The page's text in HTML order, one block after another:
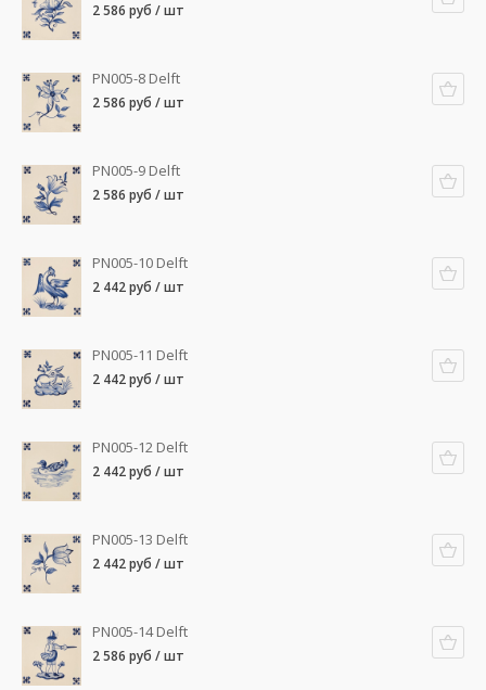
2 586 руб / шт
PN005-8 Delft
2 586 руб / шт
PN005-9 Delft
2 586 руб / шт
PN005-10 Delft
2 442 руб / шт
PN005-11 Delft
2 442 руб / шт
PN005-12 Delft
2 442 руб / шт
PN005-13 Delft
2 442 руб / шт
PN005-14 Delft
2 586 руб / шт